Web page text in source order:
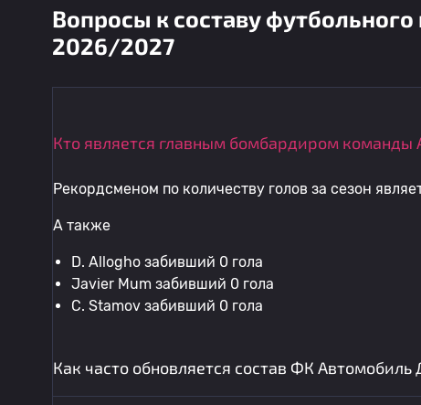
Вопросы к составу
2026/2027
Кто является главным бомбардиром команды
Рекордсменом по количеству голов за сезон
А также
D. Allogho забивший 0 гола
Javier Mum забивший 0 гола
C. Stamov забивший 0 гола
Как часто обновляется состав ФК Автомобиль